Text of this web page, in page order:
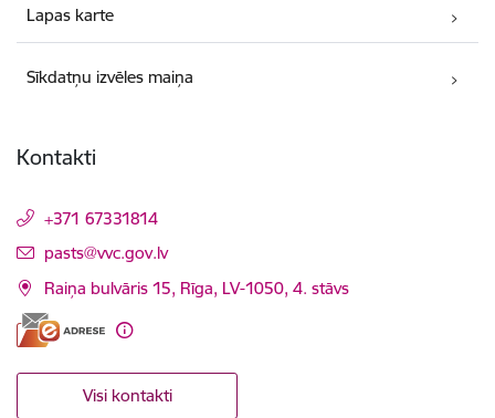
Lapas karte
Sīkdatņu izvēles maiņa
Kontakti
+371 67331814
E-pasts:
pasts@vvc.gov.lv
Raiņa bulvāris 15, Rīga, LV-1050, 4. stāvs
Visi kontakti